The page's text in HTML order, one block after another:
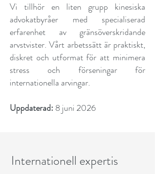
Vi tillhör en liten grupp kinesiska
advokatbyråer med specialiserad
erfarenhet av gränsöverskridande
arvstvister. Vårt arbetssätt är praktiskt,
diskret och utformat för att minimera
stress och förseningar för
internationella arvingar.
Uppdaterad: 8 juni 2026
Internationell expertis